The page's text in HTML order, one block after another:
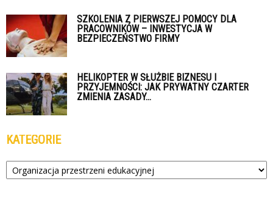
SZKOLENIA Z PIERWSZEJ POMOCY DLA
PRACOWNIKÓW – INWESTYCJA W
BEZPIECZEŃSTWO FIRMY
HELIKOPTER W SŁUŻBIE BIZNESU I
PRZYJEMNOŚCI: JAK PRYWATNY CZARTER
ZMIENIA ZASADY...
KATEGORIE
Kategorie